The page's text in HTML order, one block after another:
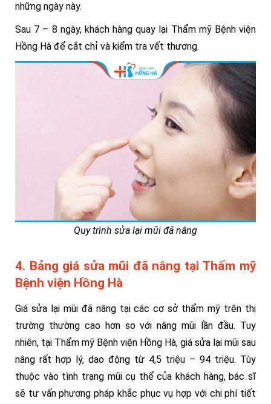
những ngày này.
Sau 7 – 8 ngày, khách hàng quay lại Thẩm mỹ Bệnh viện
Hồng Hà để cắt chỉ và kiểm tra vết thương.
Quy trình sửa lại mũi đã nâng
4. Bảng giá sửa mũi đã nâng tại Thẩm mỹ
Bệnh viện Hồng Hà
Giá sửa lại mũi đã nâng tại các cơ sở thẩm mỹ trên thị
trường thường cao hơn so với nâng mũi lần đầu. Tuy
nhiên, tại Thẩm mỹ Bệnh viện Hồng Hà, giá sửa lại mũi sau
nâng rất hợp lý, dao động từ 4,5 triệu – 94 triệu. Tùy
thuộc vào tình trạng mũi cụ thể của khách hàng, bác sĩ
sẽ tư vấn phương pháp khắc phục vụ hợp với chi phí tiết